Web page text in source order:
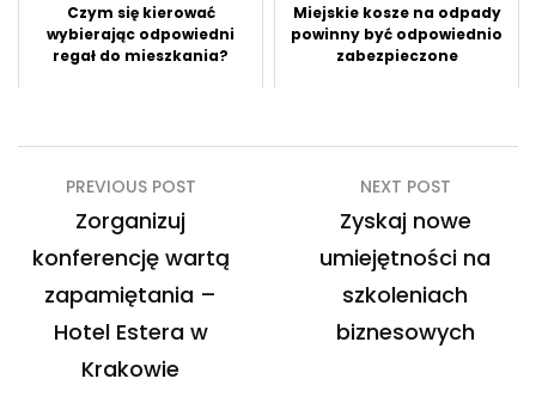
Czym się kierować
wybierając odpowiedni
regał do mieszkania?
Miejskie kosze na odpady
powinny być odpowiednio
zabezpieczone
Nawigacja
wpisu
PREVIOUS POST
Zorganizuj
konferencję wartą
zapamiętania –
Hotel Estera w
Krakowie
NEXT POST
Zyskaj nowe
umiejętności na
szkoleniach
biznesowych